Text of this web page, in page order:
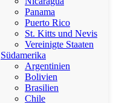
Panama
Puerto Rico
St. Kitts und Nevis
Vereinigte Staaten
Südamerika
Argentinien
Bolivien
Brasilien
Chile